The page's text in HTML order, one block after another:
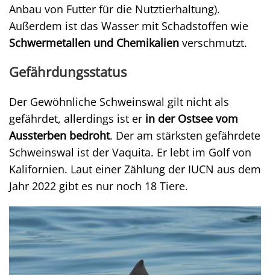
Anbau von Futter für die Nutztierhaltung).
Außerdem ist das Wasser mit Schadstoffen wie
Schwermetallen und Chemikalien verschmutzt.
Gefährdungsstatus
Der Gewöhnliche Schweinswal gilt nicht als
gefährdet, allerdings ist er in der Ostsee vom
Aussterben bedroht. Der am stärksten gefährdete
Schweinswal ist der Vaquita. Er lebt im Golf von
Kalifornien. Laut einer Zählung der IUCN aus dem
Jahr 2022 gibt es nur noch 18 Tiere.